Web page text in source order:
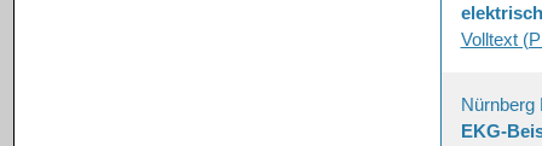
Volltext
Nürnberg
EKG-